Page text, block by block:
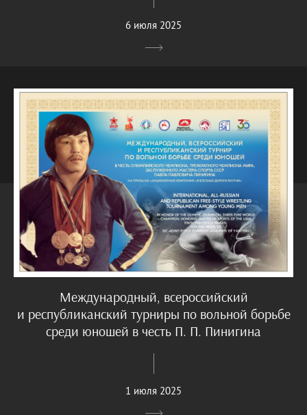
6 июля 2025
Международный, всероссийский
и республиканский турниры по вольной борьбе
среди юношей в честь П. П. Пинигина
1 июля 2025